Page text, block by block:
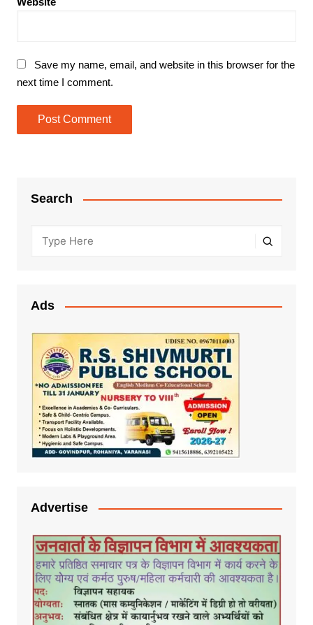
Save my name, email, and website in this browser for the
next time I comment.
Search
Ads
Advertise